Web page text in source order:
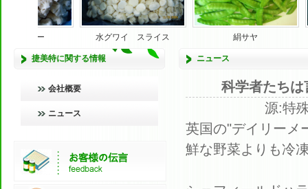
リフラワー 水グワイ スライス 絹サヤ
捷美特に関する情報
会社概要
ニュース
ニュース
科学者たち
源:特
英国の"デイリーメ
鮮な野菜よりも冷